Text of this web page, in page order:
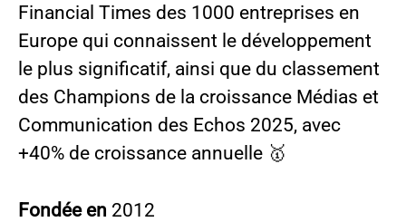
Financial Times des 1000 entreprises en
Europe qui connaissent le développement
le plus significatif, ainsi que du classement
des Champions de la croissance Médias et
Communication des Echos 2025, avec
+40% de croissance annuelle 🥇
Fondée en 2012